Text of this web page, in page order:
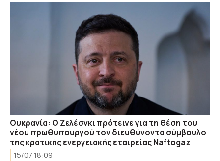
Ουκρανία: Ο Ζελέσνκι πρότεινε για τη θέση του
νέου πρωθυπουργού τον διευθύνοντα σύμβουλο
της κρατικής ενεργειακής εταιρείας Naftogaz
15/07 18:09